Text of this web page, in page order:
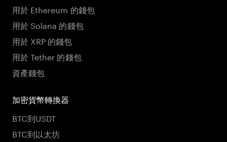
用於 Ethereum 的錢包
用於 Solana 的錢包
用於 XRP 的錢包
用於 Tether 的錢包
資產錢包
加密貨幣轉換器
BTC到USDT
BTC到以太坊